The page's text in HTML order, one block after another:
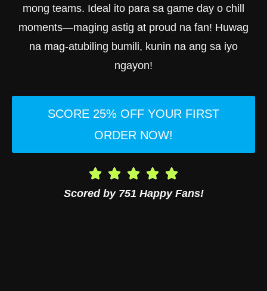
mong teams. Ideal ito para sa game day o chill
moments—maging astig at proud na fan! Huwag
na mag-atubiling bumili, kunin na ang sa iyo
ngayon!
SCORE 25% OFF YOUR FIRST
ORDER NOW!
Scored by 751 Happy Fans!